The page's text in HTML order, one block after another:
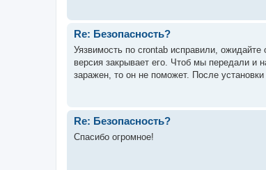
Re: Безопасность?
Уязвимость по crontab исправили,
версия закрывает его. Чтоб мы передали и
заражен, то он не поможет. После установки
Re: Безопасность?
Спасибо огромное!